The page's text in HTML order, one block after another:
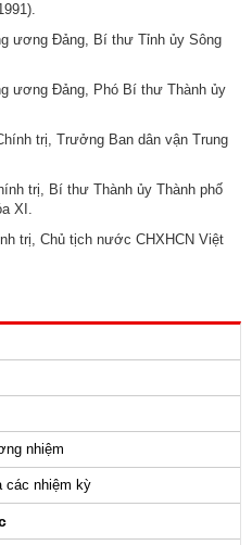
ương Đảng, Bí thư Tỉnh ủy Sông
ương Đảng, Phó Bí thư Thành ủy
trị, Trưởng Ban dân vận Trung
trị, Bí thư Thành ủy Thành phố
XI.
trị, Chủ tịch nước CHXHCN Việt
nhiệm
các nhiệm kỳ